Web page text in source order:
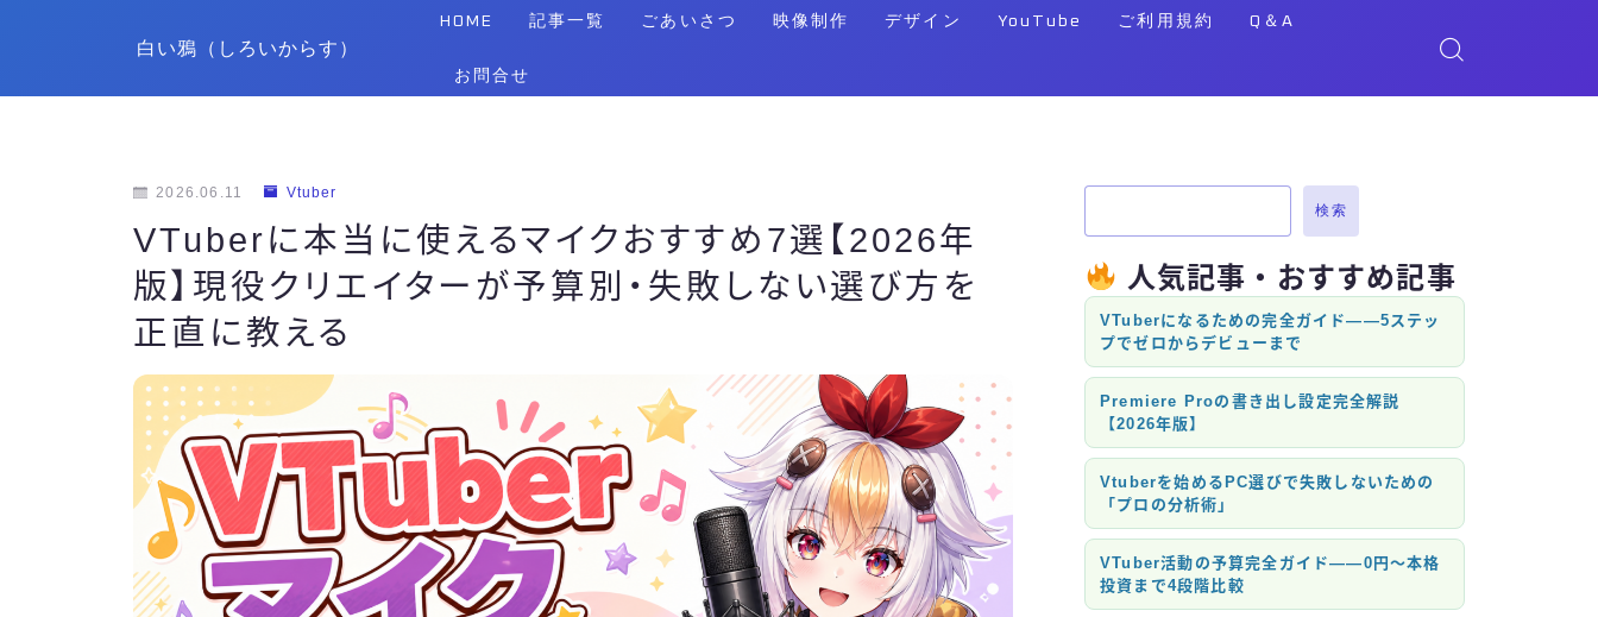
白い鴉（しろいからす）
HOME 記事一覧 ごあいさつ 映像制作 デザイン YouTube ご利用規約 Q＆A
お問合せ
2026.06.11 Vtuber
VTuberに本当に使えるマイクおすすめ7選【2026年
版】現役クリエイターが予算別・失敗しない選び方を
正直に教える
検索
人気記事・おすすめ記事
VTuberになるための完全ガイド——5ステッ
プでゼロからデビューまで
Premiere Proの書き出し設定完全解説
【2026年版】
Vtuberを始めるPC選びで失敗しないための
「プロの分析術」
VTuber活動の予算完全ガイド——0円〜本格
投資まで4段階比較